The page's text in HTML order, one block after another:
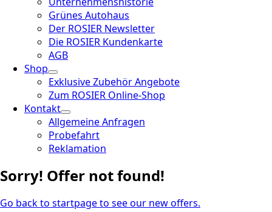
Grünes Autohaus
Der ROSIER Newsletter
Die ROSIER Kundenkarte
AGB
Shop
Exklusive Zubehör Angebote
Zum ROSIER Online-Shop
Kontakt
Allgemeine Anfragen
Probefahrt
Reklamation
Sorry! Offer not found!
Go back to startpage to see our new offers.